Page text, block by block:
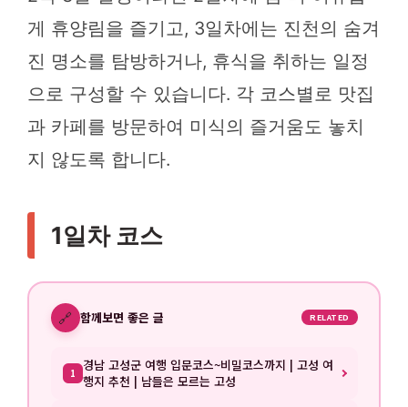
게 휴양림을 즐기고, 3일차에는 진천의 숨겨
진 명소를 탐방하거나, 휴식을 취하는 일정
으로 구성할 수 있습니다. 각 코스별로 맛집
과 카페를 방문하여 미식의 즐거움도 놓치
지 않도록 합니다.
1일차 코스
🔗 함께보면 좋은 글 RELATED
1 경남 고성군 여행 입문코스~비밀코스까지 | 고성 여
행지 추천 | 남들은 모르는 고성